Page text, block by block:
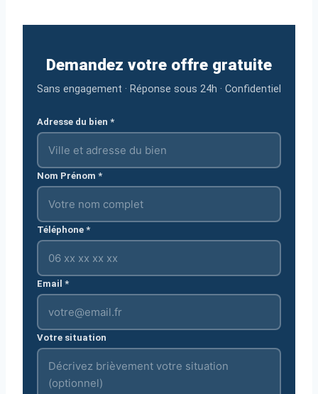
Demandez votre offre gratuite
Sans engagement · Réponse sous 24h · Confidentiel
Adresse du bien *
Nom Prénom *
Téléphone *
Email *
Votre situation